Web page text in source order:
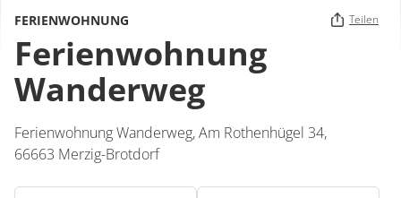
FERIENWOHNUNG Teilen
Ferienwohnung
Wanderweg
Ferienwohnung Wanderweg,Am Rothenhügel 34,
66663 Merzig-Brotdorf